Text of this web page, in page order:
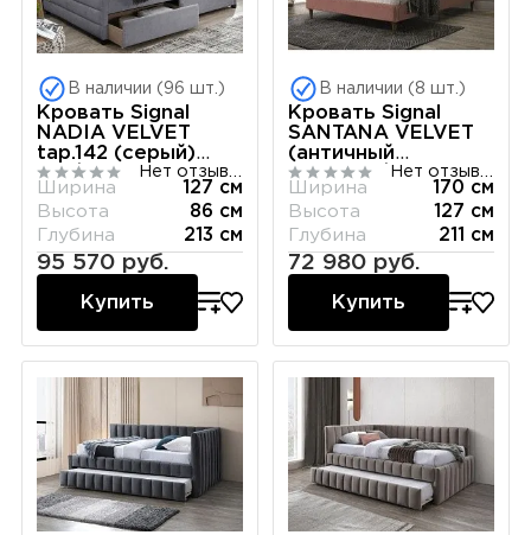
В наличии (96 шт.)
Кровать Signal
NADIA VELVET
tap.142 (серый)
120/200
Ширина
127 см
Высота
86 см
Глубина
213 см
95 570 руб.
Купить
В наличии (8 шт.)
Кровать Signal
SANTANA VELVET
(античный
розовый/дуб)
160/200
Ширина
170 см
Высота
127 см
Глубина
211 см
72 980 руб.
Купить